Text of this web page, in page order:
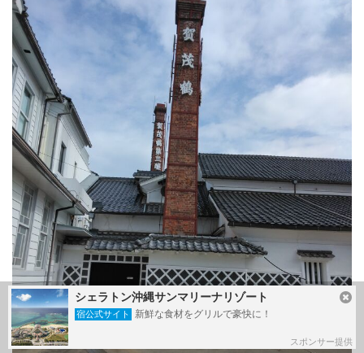
シェラトン沖縄サンマリーナリゾート
宿公式サイト 新鮮な食材をグリルで豪快に！
スポンサー提供